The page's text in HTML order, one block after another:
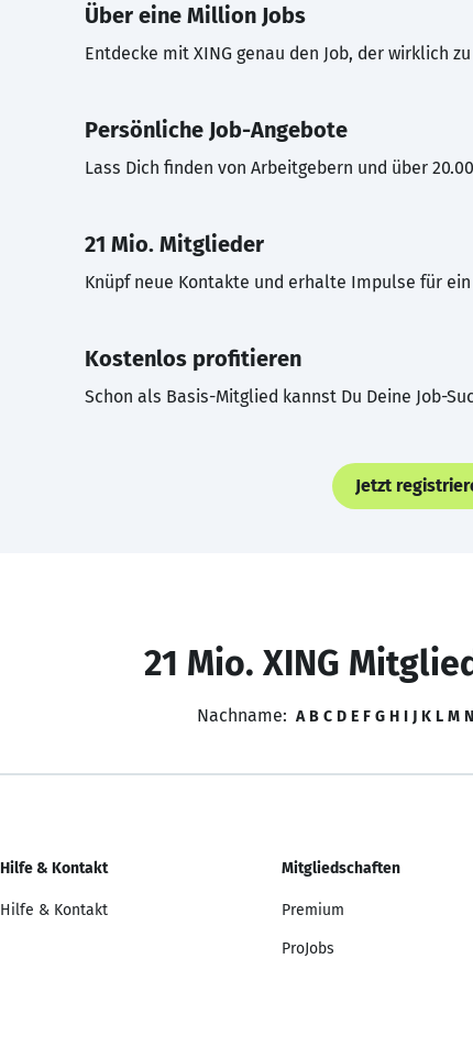
Über eine Million Jobs
Entdecke mit XING genau den Job, der wirklich
Persönliche Job-Angebote
Lass Dich finden von Arbeitgebern und über
21 Mio. Mitglieder
Knüpf neue Kontakte und erhalte Impulse für ein
Kostenlos profitieren
Schon als Basis-Mitglied kannst Du Deine Job-
Jetzt
21 Mio. XING
Nachname: A B C D E F G H I J K L M N
Hilfe & Kontakt
Hilfe & Kontakt
Mitgliedschaften
Premium
ProJobs